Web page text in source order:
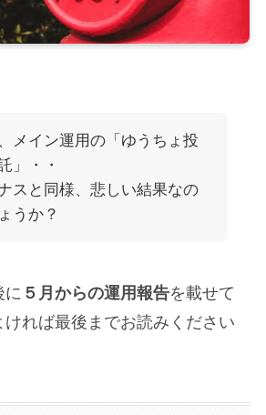
メイン運用の「ゆうちょ投
」・・
スと同様、悲しい結果なの
うか？
に ５月からの運用報告を載せて
れば最後までお読みください